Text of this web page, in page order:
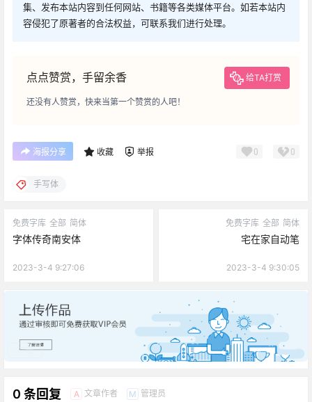
集、发布本站内容到任何网站、书籍等各类媒体平台。如若本站内
容侵犯了原著者的合法权益，可联系我们进行处理。
点点赞赏，手留余香 给TA打赏
还没有人赞赏，快来当第一个赞赏的人吧！
海报分享 收藏 举报 0 0
手写体
免费字库 全部 简体
字体传奇南安体
2023-3-4 9:27:06
免费字库 全部 简体
宅在家自动笔
2023-3-4 9:30:05
广告
0 条回复 A 文章作者 M 管理员